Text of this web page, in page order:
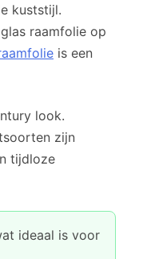
kuststijl.
raamfolie op
is een
look.
zijn
tijdloze
ideaal is voor